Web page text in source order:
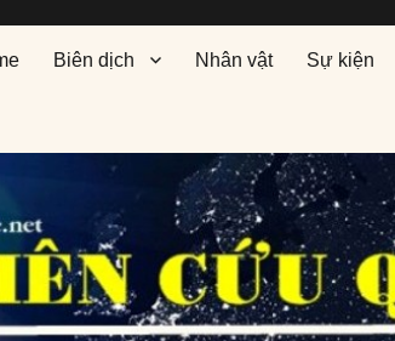
Biên dịch Nhân vật Sự kiện